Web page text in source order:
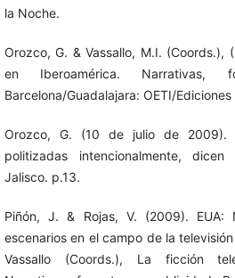
la Noche.
Orozco, G. & Vassallo, M.I. (Coords.),
en Iberoamérica. Narrativas,
Barcelona/Guadalajara: OETI/
Orozco, G. (10 de julio de 2009).
politizadas intencionalmente,
Jalisco. p.13.
Piñón, J. & Rojas, V. (2009). EUA:
escenarios en el campo de la
Vassallo (Coords.), La ficción